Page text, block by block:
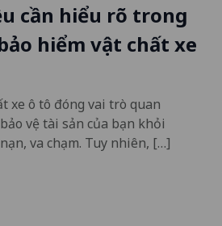
cần hiểu rõ trong
hiểm vật chất xe
xe ô tô đóng vai trò quan
vệ tài sản của bạn khỏi
va chạm. Tuy nhiên, […]